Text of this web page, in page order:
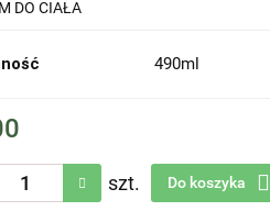
DO CIAŁA
490ml
szt. Do koszyka